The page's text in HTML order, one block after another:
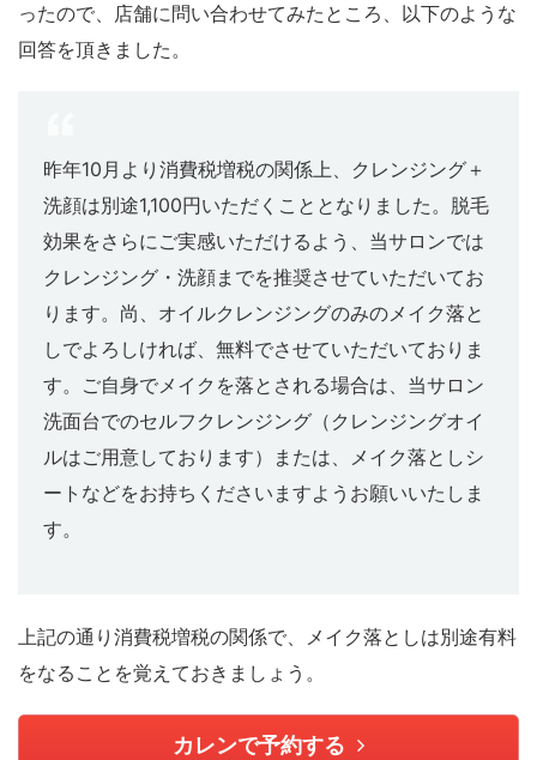
ったので、店舗に問い合わせてみたところ、以下のような
回答を頂きました。
昨年10月より消費税増税の関係上、クレンジング＋
洗顔は別途1,100円いただくこととなりました。脱毛
効果をさらにご実感いただけるよう、当サロンでは
クレンジング・洗顔までを推奨させていただいてお
ります。尚、オイルクレンジングのみのメイク落と
しでよろしければ、無料でさせていただいておりま
す。ご自身でメイクを落とされる場合は、当サロン
洗面台でのセルフクレンジング（クレンジングオイ
ルはご用意しております）または、メイク落としシ
ートなどをお持ちくださいますようお願いいたしま
す。
上記の通り消費税増税の関係で、メイク落としは別途有料
をなることを覚えておきましょう。
カレンで予約する